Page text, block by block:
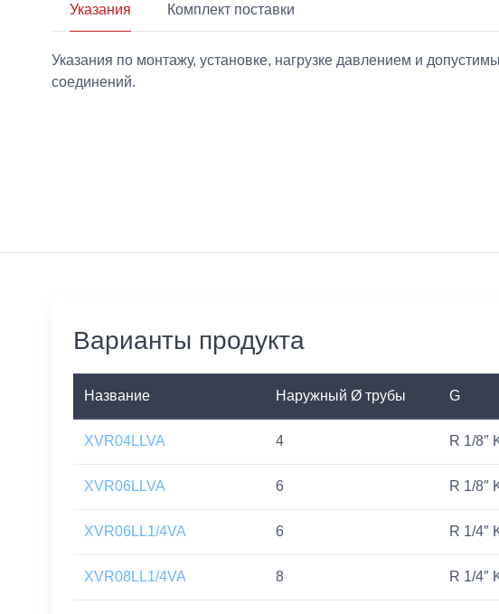
Указания Комплект поставки
Указания по монтажу, установке, нагрузке давлением и
соединений.
Варианты продукта
Название Наружный Ø трубы G
XVR04LLVA 4 R 1/8″
XVR06LLVA 6 R 1/8″
XVR06LL1/4VA 6 R 1/4″
XVR08LL1/4VA 8 R 1/4″